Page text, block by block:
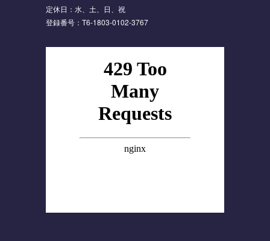
定休日：水、土、日、祝
登録番号：T6-1803-0102-3767